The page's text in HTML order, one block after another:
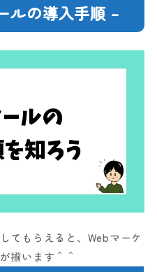
ルの導入手順 –
てもらえると、Webマーケ
揃います＾＾